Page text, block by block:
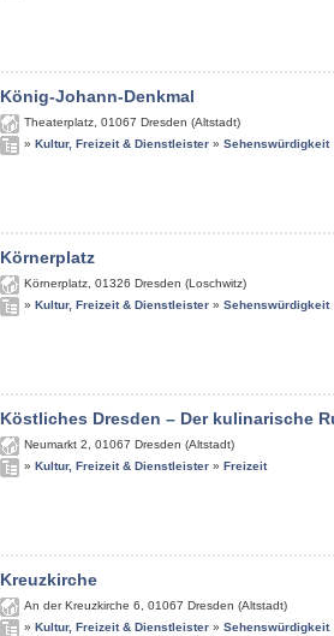
König-Johann-Denkmal
Theaterplatz 01067 Dresden (Altstadt)
» Kultur, Freizeit & Dienstleister » Sehenswürdigkeit
Körnerplatz
Körnerplatz 01326 Dresden (Loschwitz)
» Kultur, Freizeit & Dienstleister » Sehenswürdigkeit
Köstliches Dresden – Der kulinarische
Neumarkt 2 01067 Dresden (Altstadt)
» Kultur, Freizeit & Dienstleister » Freizeit
Kreuzkirche
An der Kreuzkirche 6 01067 Dresden (Altstadt)
» Kultur, Freizeit & Dienstleister » Sehenswürdigkeit